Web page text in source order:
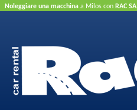
Noleggiare una macchina a Milos con RAC SA